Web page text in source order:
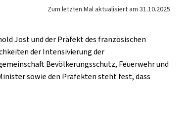
Zum letzten Mal aktualisiert am 31.10.2025
Jost und der Präfekt des französischen
der Intensivierung der
Bevölkerungsschutz, Feuerwehr und
sowie den Präfekten steht fest, dass